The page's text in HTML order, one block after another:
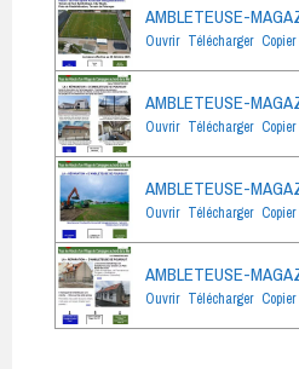
AMBLETEUSE-
Ouvrir Télécharger
AMBLETEUSE-
Ouvrir Télécharger
AMBLETEUSE-
Ouvrir Télécharger
AMBLETEUSE-
Ouvrir Télécharger